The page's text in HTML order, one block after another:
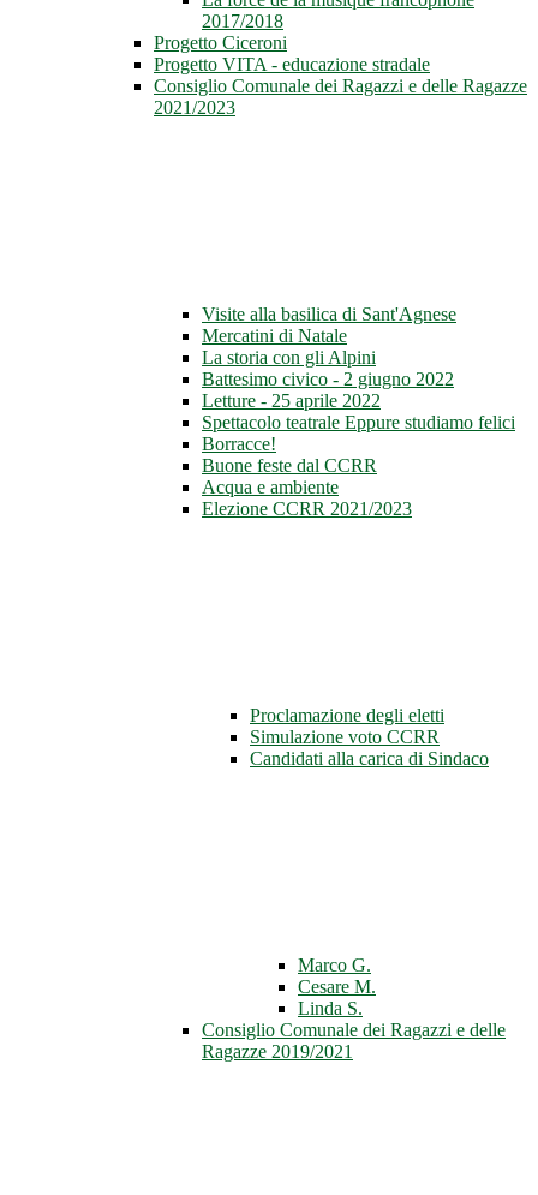
2017/2018
Progetto Ciceroni
Progetto VITA - educazione stradale
Consiglio Comunale dei Ragazzi e delle Ragazze
2021/2023
Visite alla basilica di Sant'Agnese
Mercatini di Natale
La storia con gli Alpini
Battesimo civico - 2 giugno 2022
Letture - 25 aprile 2022
Spettacolo teatrale Eppure studiamo felici
Borracce!
Buone feste dal CCRR
Acqua e ambiente
Elezione CCRR 2021/2023
Proclamazione degli eletti
Simulazione voto CCRR
Candidati alla carica di Sindaco
Marco G.
Cesare M.
Linda S.
Consiglio Comunale dei Ragazzi e delle
Ragazze 2019/2021